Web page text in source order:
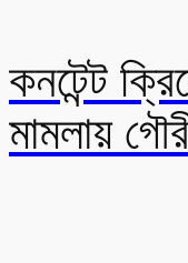
কনটেন্ট
মামলায়